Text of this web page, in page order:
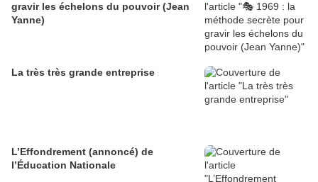
gravir les échelons du pouvoir (Jean
Yanne)
La très très grande entreprise
L’Effondrement (annoncé) de
l’Éducation Nationale